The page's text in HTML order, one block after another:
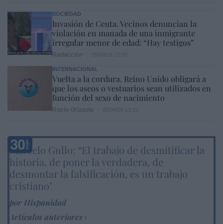
SOCIEDAD
Invasión de Ceuta. Vecinos denuncian la
violación en manada de una inmigrante
irregular menor de edad: “Hay testigos”
INTERNACIONAL
Vuelta a la cordura. Reino Unido obligará a
que los aseos o vestuarios sean utilizados en
función del sexo de nacimiento
Marcelo Gullo: “El trabajo de desmitificar la
historia, de poner la verdadera, de
desmontar la falsificación, es un trabajo
cristiano"
por Hispanidad
Artículos anteriores